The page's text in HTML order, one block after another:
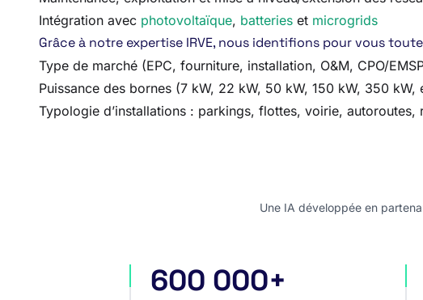
Intégration avec photovoltaïque, batteries et microgrids
Grâce à notre expertise IRVE, nous identifions pour vous
Type de marché (EPC, fourniture, installation, O&M, CPO/
Puissance des bornes (7 kW, 22 kW, 50 kW, 150 kW, 350 kW,
Typologie d’installations : parkings, flottes, voirie, autoroutes,
Une IA développée en
appels d'offres en France
600 000+